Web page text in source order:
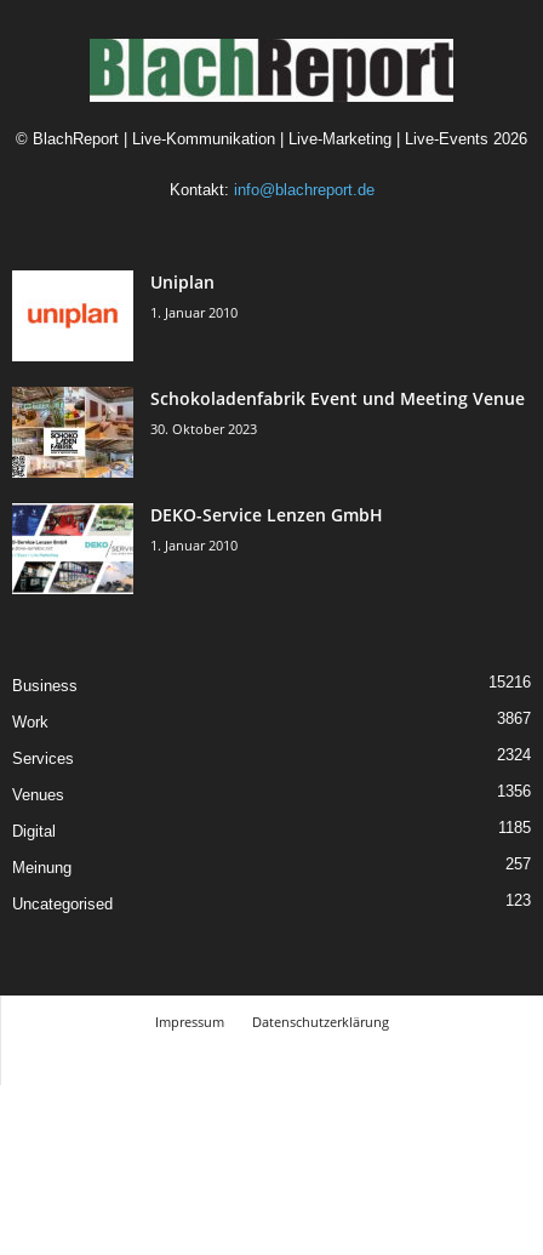
© BlachReport | Live-Kommunikation | Live-Marketing | Live-Events 2026
Kontakt: info@blachreport.de
Uniplan
1. Januar 2010
Schokoladenfabrik Event und Meeting Venue
30. Oktober 2023
DEKO-Service Lenzen GmbH
1. Januar 2010
Business 15216
Work 3867
Services 2324
Venues 1356
Digital 1185
Meinung 257
Uncategorised 123
Impressum
Datenschutzerklärung